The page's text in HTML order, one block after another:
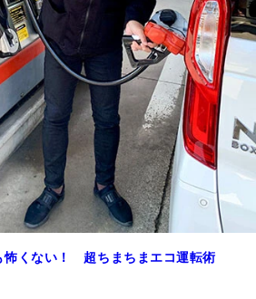
怖くない！ 超ちまちまエコ運転術